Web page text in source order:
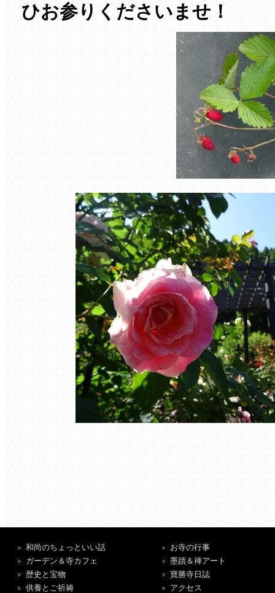
ひお参りくださいませ！
和尚のちょっといい話
ガーデン＆寺カフェ
歴史と宝物
供養とご祈祷
お寺の行事
墨蹟＆禅アート
寶勝寺日誌
アクセス